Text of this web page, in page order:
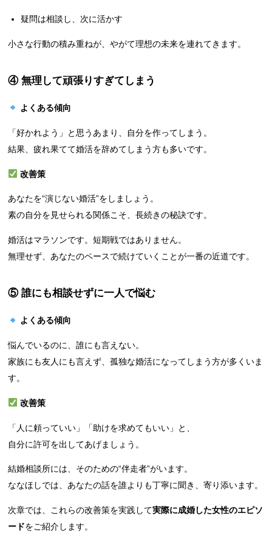
疑問は相談し、次に活かす
小さな行動の積み重ねが、やがて理想の未来を連れてきます。
④ 無理して頑張りすぎてしまう
よくある傾向
「好かれよう」と思うあまり、自分を作ってしまう。
結果、疲れ果てて婚活を辞めてしまう方も多いです。
改善策
あなたを“演じない婚活”をしましょう。
素の自分を見せられる関係こそ、長続きの秘訣です。
婚活はマラソンです。短期戦ではありません。
無理せず、あなたのペースで続けていくことが一番の近道です。
⑤ 誰にも相談せずに一人で悩む
よくある傾向
悩んでいるのに、誰にも言えない。
家族にも友人にも言えず、孤独な婚活になってしまう方が多くいま
す。
改善策
「人に頼っていい」「助けを求めてもいい」と、
自分に許可を出してあげましょう。
結婚相談所には、そのための“伴走者”がいます。
ななほしでは、あなたの話を誰よりも丁寧に聞き、寄り添います。
次章では、これらの改善策を実践して実際に成婚した女性のエピソ
ードをご紹介します。